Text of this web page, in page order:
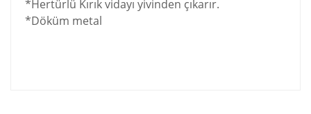
*Hertürlü Kırık vidayı yivinden çıkarır.
*Döküm metal